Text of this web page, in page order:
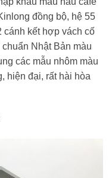
đồng bộ, hệ 55
kết hợp vách cố
Nhật Bản màu
các mẫu nhôm màu
hiện đại, rất hài hòa